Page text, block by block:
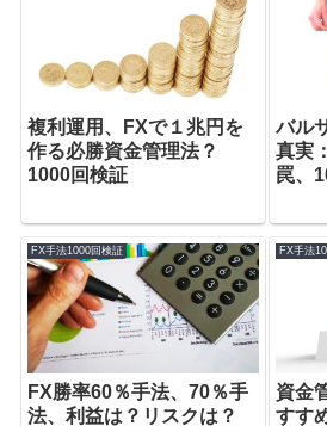
複利運用、FXで１兆円を
作る必勝資金管理法？
1000回検証
バル
真実
罠、
FX手法1000回検証
FX勝率60％手法、70％手
法、利益は？リスクは？
FX手法
資金
すす